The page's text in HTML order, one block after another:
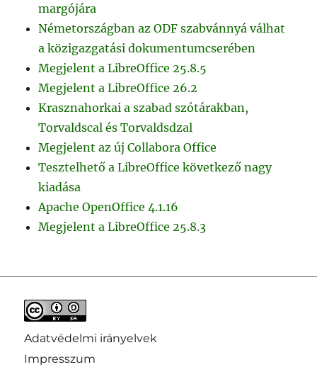
margójára
Németországban az ODF szabvánnyá válhat
a közigazgatási dokumentumcserében
Megjelent a LibreOffice 25.8.5
Megjelent a LibreOffice 26.2
Krasznahorkai a szabad szótárakban,
Torvaldscal és Torvaldsdzal
Megjelent az új Collabora Office
Tesztelhető a LibreOffice következő nagy
kiadása
Apache OpenOffice 4.1.16
Megjelent a LibreOffice 25.8.3
Adatvédelmi irányelvek
Impresszum